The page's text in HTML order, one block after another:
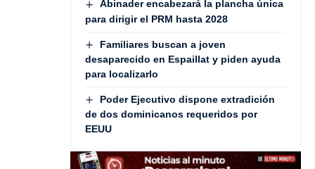
Abinader encabezará la plancha única
para dirigir el PRM hasta 2028
Familiares buscan a joven
desaparecido en Espaillat y piden ayuda
para localizarlo
Poder Ejecutivo dispone extradición
de dos dominicanos requeridos por
EEUU